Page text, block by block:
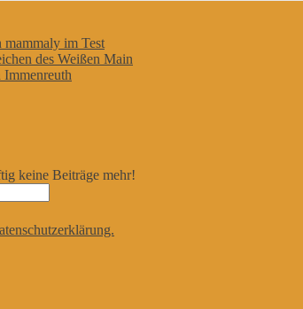
im Test
des Weißen Main
keine Beiträge mehr!